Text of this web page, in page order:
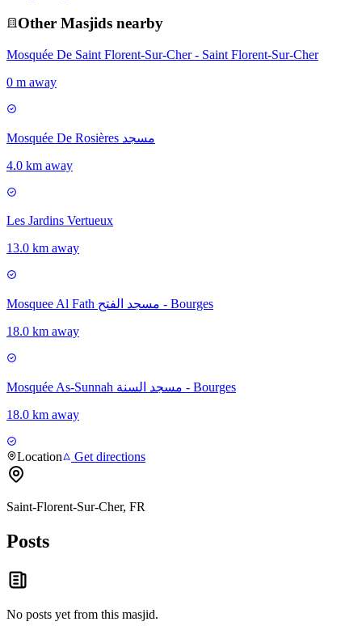
Other Masjids nearby
Mosquée De Saint Florent-Sur-Cher - Saint Florent-Sur-Cher
0 m away
Mosquée De Rosières مسجد
4.0 km away
Les Jardins Vertueux
13.0 km away
Mosquee Al Fath مسجد الفتح - Bourges
18.0 km away
Mosquée As-Sunnah مسجد السنة - Bourges
18.0 km away
Location Get directions
Saint-Florent-Sur-Cher, FR
Posts
No posts yet from this masjid.